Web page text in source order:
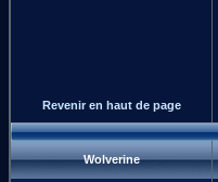
Revenir en haut de page
Wolverine